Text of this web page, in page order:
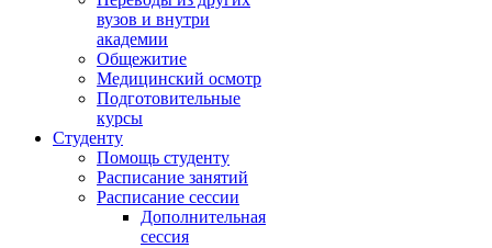
вузов и внутри
академии
Общежитие
Медицинский осмотр
Подготовительные
курсы
Студенту
Помощь студенту
Расписание занятий
Расписание сессии
Дополнительная
сессия